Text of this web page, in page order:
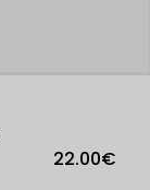
22.00€